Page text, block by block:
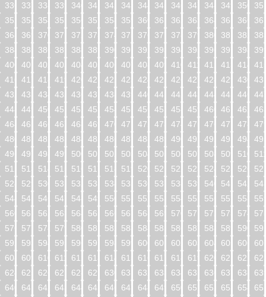
336
337 338 339 340 341 342 343 344 345 346 347 348 349 350
352
353 354 355 356 357 358 359 360 361 362 363 364 365 366
368
369 370 371 372 373 374 375 376 377 378 379 380 381 382
384
385 386 387 388 389 390 391 392 393 394 395 396 397 398
400
401 402 403 404 405 406 407 408 409 410 411 412 413 414
416
417 418 419 420 421 422 423 424 425 426 427 428 429 430
432
433 434 435 436 437 438 439 440 441 442 443 444 445 446
448
449 450 451 452 453 454 455 456 457 458 459 460 461 462
464
465 466 467 468 469 470 471 472 473 474 475 476 477 478
480
481 482 483 484 485 486 487 488 489 490 491 492 493 494
496
497 498 499 500 501 502 503 504 505 506 507 508 509 510
512
513 514 515 516 517 518 519 520 521 522 523 524 525 526
528
529 530 531 532 533 534 535 536 537 538 539 540 541 542
544
545 546 547 548 549 550 551 552 553 554 555 556 557 558
560
561 562 563 564 565 566 567 568 569 570 571 572 573 574
576
577 578 579 580 581 582 583 584 585 586 587 588 589 590
592
593 594 595 596 597 598 599 600 601 602 603 604 605 606
608
609 610 611 612 613 614 615 616 617 618 619 620 621 622
624
625 626 627 628 629 630 631 632 633 634 635 636 637 638
640
641 642 643 644 645 646 647 648 649 650 651 652 653 654